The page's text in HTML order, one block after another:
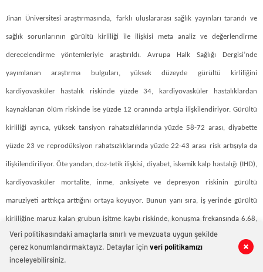
0 0
0 0
0 0
0 0
Jinan Üniversitesi araştırmasında, farklı uluslararası sağlık yayınları tarandı ve
sağlık sorunlarının gürültü kirliliği ile ilişkisi meta analiz ve değerlendirme
derecelendirme yöntemleriyle araştırıldı. Avrupa Halk Sağlığı Dergisi’nde
yayımlanan araştırma bulguları, yüksek düzeyde gürültü kirliliğini
kardiyovasküler hastalık riskinde yüzde 34, kardiyovasküler hastalıklardan
kaynaklanan ölüm riskinde ise yüzde 12 oranında artışla ilişkilendiriyor. Gürültü
kirliliği ayrıca, yüksek tansiyon rahatsızlıklarında yüzde 58-72 arası, diyabette
yüzde 23 ve reprodüksiyon rahatsızlıklarında yüzde 22-43 arası risk artışıyla da
ilişkilendiriliyor. Öte yandan, doz-tetik ilişkisi, diyabet, iskemik kalp hastalığı (IHD),
kardiyovasküler mortalite, inme, anksiyete ve depresyon riskinin gürültü
maruziyeti arttıkça arttığını ortaya koyuyor. Bunun yanı sıra, iş yerinde gürültü
kirliliğine maruz kalan grubun işitme kaybı riskinde, konuşma frekansında 6.68,
yüksek frekansta da 4.46 oranlarıyla en büyük risk artışına sahip olduğuna dikkat
Veri politikasındaki amaçlarla sınırlı ve mevzuata uygun şekilde
çerez konumlandırmaktayız. Detaylar içinveri politikamızı
inceleyebilirsiniz.